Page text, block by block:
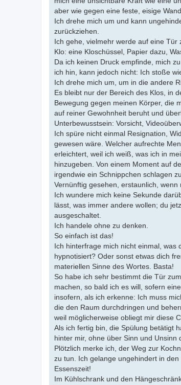
aber wie gegen eine feste, eisige
Ich drehe mich um und kann
zurückziehen.
Ich gehe, vielmehr werde auf eine
Klo: eine Kloschüssel, Papier dazu,
Da ich keinen Druck empfinde, mich
ich hin, kann jedoch nicht: Ich stoße
Ich drehe mich um, um in die andere
Es bleibt nur der Bereich des Klos, in
Bewegung gegen meinen Körper, die
auf reiner Gewohnheit beruht und
Unterbewusstsein: Vorsicht,
Ich spüre nicht einmal Resignation,
gewesen wäre. Welcher aufrechte
erleichtert, weil ich weiß, was ich in
hinzugeben. Von einem Moment auf
irgendwie ein Schnippchen schlagen
Vernünftig gesehen, erstaunlich,
Ich wundere mich keine Sekunde
lässt, was immer andere wollen; du
ausgeschaltet.
Ich handele ohne zu denken.
So einfach ist das!
Ich hinterfrage mich nicht einmal, was
hypnotisiert? Oder sonst etwas dich
materiellen Sinne des Wortes. Basta!
So habe ich sehr bestimmt die Tür
machen, so bald ich es will, sofern
insofern, als ich erkenne: Ich muss
die den Raum durchdringen und
weil möglicherweise obliegt mir diese
Als ich fertig bin, die Spülung betätigt
hinter mir, ohne über Sinn und Unsinn
Plötzlich merke ich, der Weg zur
zu tun. Ich gelange ungehindert in den
Essenszeit!
Im Kühlschrank und den